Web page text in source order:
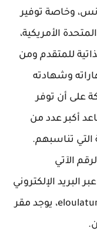
وخاصة توفير
الأمريكية،
للمتقدم ومن
وشهادته
على أن توفر
أكبر عدد من
التي تناسبهم.
الآتي
عبر البريد الإلكتروني
الخاص بالشركة eloulatunisia@hotmail.com، يوجد مقر